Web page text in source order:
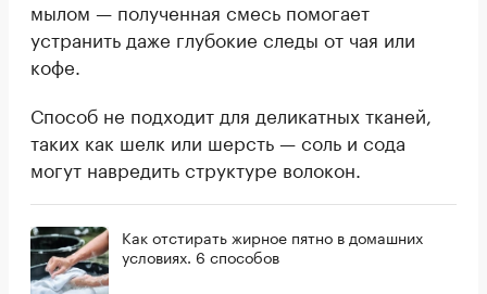
мылом — полученная смесь помогает
устранить даже глубокие следы от чая или
кофе.
Способ не подходит для деликатных тканей,
таких как шелк или шерсть — соль и сода
могут навредить структуре волокон.
Как отстирать жирное пятно в домашних
условиях. 6 способов